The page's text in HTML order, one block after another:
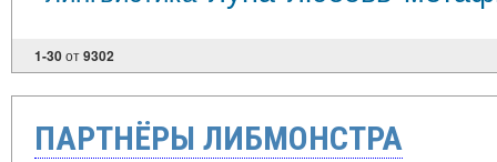
1-30от9302
ПАРТНЁРЫ ЛИБМОНСТРА